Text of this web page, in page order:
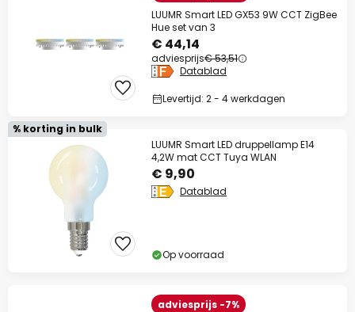
LUUMR Smart LED GX53 9W CCT ZigBee
Hue set van 3
€ 44,14
adviesprijs€ 53,51
Datablad
Levertijd: 2 - 4 werkdagen
% korting in bulk
LUUMR Smart LED druppellamp E14
4,2W mat CCT Tuya WLAN
€ 9,90
Datablad
Op voorraad
adviesprijs -7%